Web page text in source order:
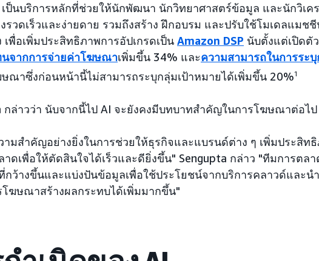
เป็นบริการหลักที่ช่วยให้นักพัฒนา นักวิทยาศาสตร์ข้อมูล และนักวิเค
รวดเร็วและง่ายดาย รวมถึงสร้าง ฝึกอบรม และปรับใช้โมเดลแมช
เพื่อเพิ่มประสิทธิภาพการอัปเกรดเป็น Amazon DSP นับตั้งแต่เปิดตั
จากการจ่ายค่าโฆษณาเพิ่มขึ้น 34% และความสามารถในการระ
ณาซึ่งก่อนหน้านี้ไม่สามารถระบุกลุ่มเป้าหมายได้เพิ่มขึ้น 20%1
กล่าวว่า นับจากนี้ไป AI จะยังคงมีบทบาทสำคัญในการโฆษณาต่อไป
ามสำคัญอย่างยิ่งในการช่วยให้ธุรกิจและแบรนด์ต่าง ๆ เพิ่มประสิท
าดเพื่อให้ตัดสินใจได้เร็วและดียิ่งขึ้น" Sengupta กล่าว "ทีมการตล
กว้างขึ้นและแบ่งปันข้อมูลเพื่อใช้ประโยชน์จากบริการคลาวด์และน
โฆษณาสร้างผลกระทบได้เพิ่มมากขึ้น"